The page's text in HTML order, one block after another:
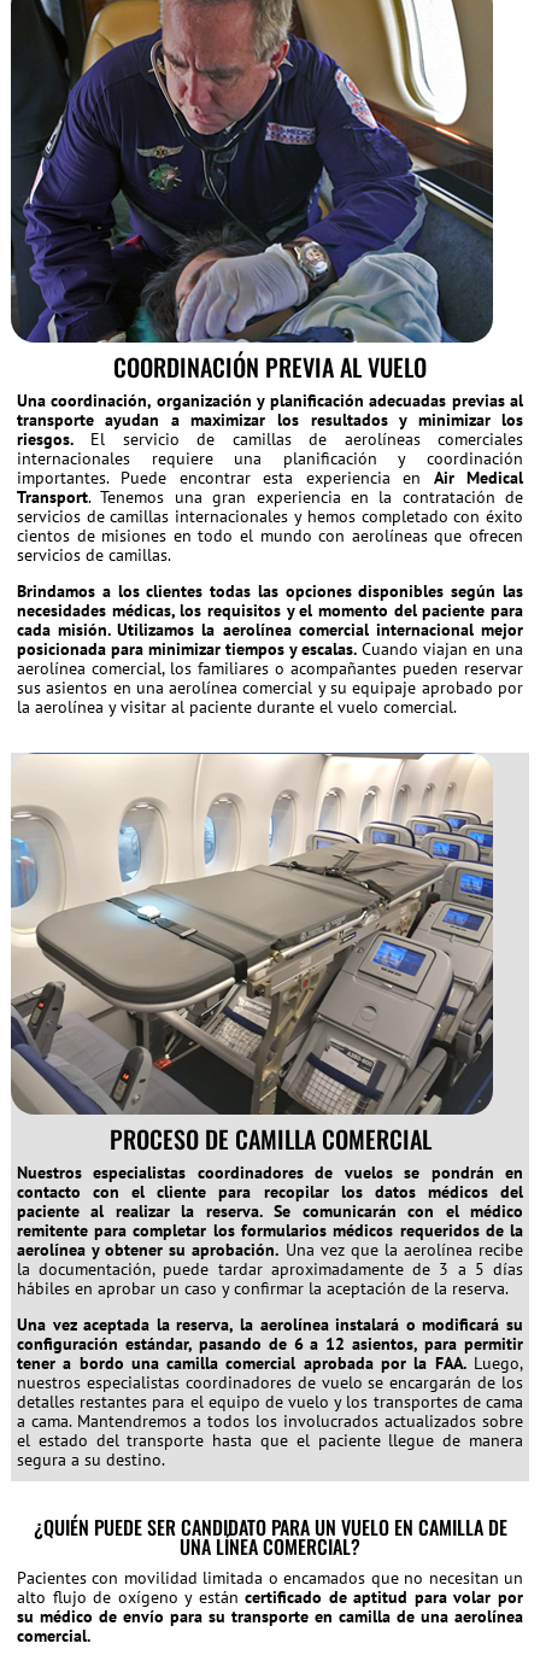
COORDINACIÓN PREVIA AL VUELO
Una coordinación, organización y planificación adecuadas previas al
transporte ayudan a maximizar los resultados y minimizar los
riesgos.El servicio de camillas de aerolíneas comerciales
internacionales requiere una planificación y coordinación
importantes. Puede encontrar esta experiencia en Air Medical
Transport. Tenemos una gran experiencia en la contratación de
servicios de camillas internacionales y hemos completado con éxito
cientos de misiones en todo el mundo con aerolíneas que ofrecen
servicios de camillas.
Brindamos a los clientes todas las opciones disponibles según las
necesidades médicas, los requisitos y el momento del paciente para
cada misión. Utilizamos la aerolínea comercial internacional mejor
posicionada para minimizar tiempos y escalas. Cuando viajan en una
aerolínea comercial, los familiares o acompañantes pueden reservar
sus asientos en una aerolínea comercial y su equipaje aprobado por
la aerolínea y visitar al paciente durante el vuelo comercial.
PROCESO DE CAMILLA COMERCIAL
Nuestros especialistas coordinadores de vuelos se pondrán en
contacto con el cliente para recopilar los datos médicos del
paciente al realizar la reserva. Se comunicarán con el médico
remitente para completar los formularios médicos requeridos de la
aerolínea y obtener su aprobación. Una vez que la aerolínea recibe
la documentación, puede tardar aproximadamente de 3 a 5 días
hábiles en aprobar un caso y confirmar la aceptación de la reserva.
Una vez aceptada la reserva, la aerolínea instalará o modificará su
configuración estándar, pasando de 6 a 12 asientos, para permitir
tener a bordo una camilla comercial aprobada por la FAA.Luego,
nuestros especialistas coordinadores de vuelo se encargarán de los
detalles restantes para el equipo de vuelo y los transportes de cama
a cama. Mantendremos a todos los involucrados actualizados sobre
el estado del transporte hasta que el paciente llegue de manera
segura a su destino.
¿QUIÉN PUEDE SER CANDIDATO PARA UN VUELO EN CAMILLA DE
UNA LÍNEA COMERCIAL?
Pacientes con movilidad limitada o encamados que no necesitan un
alto flujo de oxígeno y estáncertificado de aptitud para volar por
su médico de envío para su transporte en camilla de una aerolínea
comercial.